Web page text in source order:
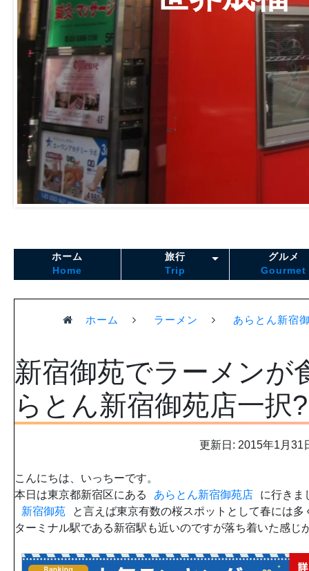
ホーム
Home
旅行
Trip
グルメ
Gourmet
ホーム ラーメン あらとん新宿
新宿御苑でラーメンが
らとん新宿御苑店一択?
更新日: 2015年1月31
こんにちは、いっちーです。
本日は東京都新宿区にある
あらとん新宿御苑店
に行きま
新宿御苑
と言えば東京有数の桜スポットとして春には
ターミナル駅である新宿駅も近いのですが落ち着いた感じ